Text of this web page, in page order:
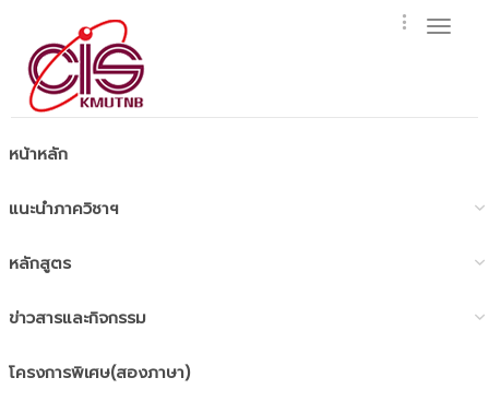
หน้าหลัก
แนะนำภาควิชาฯ
หลักสูตร
ข่าวสารและกิจกรรม
โครงการพิเศษ(สองภาษา)